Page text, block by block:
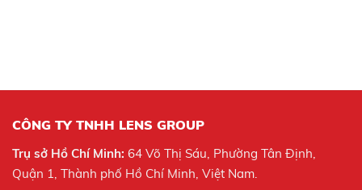
CÔNG TY TNHH LENS GROUP
Trụ sở Hồ Chí Minh: 64 Võ Thị Sáu, Phường Tân Định,
Quận 1, Thành phố Hồ Chí Minh, Việt Nam.